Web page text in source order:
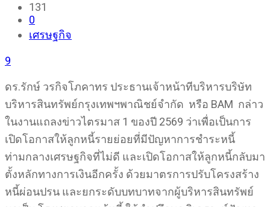
131
0
เศรษฐกิจ
9
ดร.รักษ์ วรกิจโภคาทร ประธานเจ้าหน้าทีบริหารบริษัท
บริหารสินทรัพย์กรุงเทพฯพาณิชย์จำกัด หรือ BAM กล่าว
ในงานแถลงข่าวไตรมาส 1 ของปี 2569 ว่าเพื่อเป็นการ
เปิดโอกาสให้ลูกหนี้รายย่อยที่มีปัญหาการชำระหนี้
ท่ามกลางเศรษฐกิจที่ไม่ดี และเปิดโอกาสให้ลูกหนี้กลับมา
ตั้งหลักทางการเงินอีกครั้ง ด้วยมาตรการปรับโครงสร้าง
หนี้ผ่อนปรน และยกระดับบทบาทจากผู้บริหารสินทรัพย์